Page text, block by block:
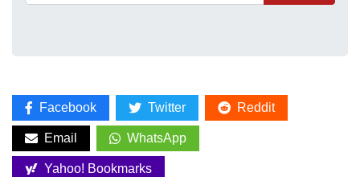
Facebook Twitter Reddit
Email WhatsApp
Yahoo! Bookmarks